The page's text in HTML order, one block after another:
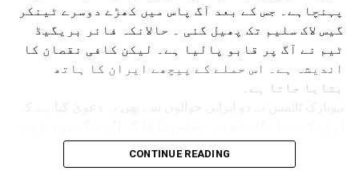
پہنچاہے۔ جس کے بعد آگ پاس میں کھڑے دوسرے ٹینکر
گیس لاک سلیم تک پھیل گئی ۔ حالانکہ فائر بریگیڈ
ٹیم نے آگ پر قابو پالیا ہے۔ لیکن کافی نقصان کا
اندیشہ ہے۔ اس حملے کے پیچھے ایران کا ہاتھ
بتایا جاتا ہے۔
تو دنیا کے سمندری شپنگ اور انرجی سپلائی سنگین طور سے
متاثر ہوسکتی ہے۔ ادھر امریکہ کے صدر ٹرمپ نے ایران پر پھر
CONTINUE READING